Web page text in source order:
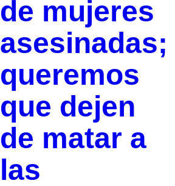
de mujeres
asesinadas;
queremos
que dejen
de matar a
las